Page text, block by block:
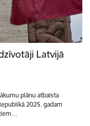
Latvijā
plānu atbalsta
2025. gadam